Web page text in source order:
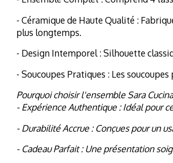
- Céramique de Haute Qualité :
plus longtemps.
- Design Intemporel : Silhouette
- Soucoupes Pratiques : Les
Pourquoi choisir l'ensemble Sara
- Expérience Authentique : Idéal pour
- Durabilité Accrue : Conçues pour un
- Cadeau Parfait : Une présentation